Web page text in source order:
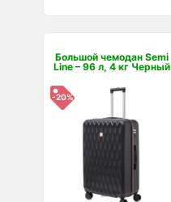
Большой чемодан Semi
Line – 96 л, 4 кг Черный
-20%